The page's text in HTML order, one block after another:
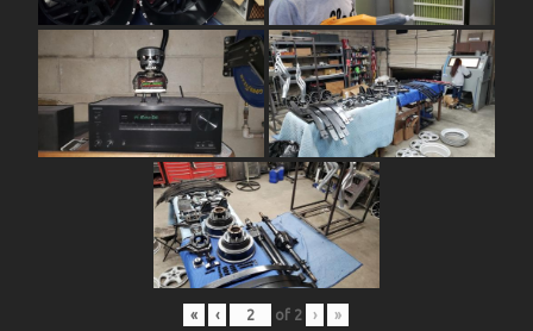
« ‹ of 2 › »